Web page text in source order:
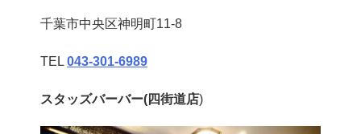
千葉市中央区神明町11-8
TEL 043‐301‐6989
スタッズバーバー(四街道店)